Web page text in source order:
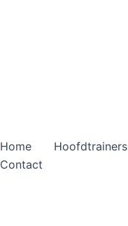
Home Hoofdtrainers
Contact